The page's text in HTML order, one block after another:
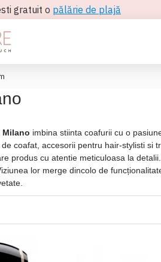
gratuit o pălărie de plajă
Milano imbina stiinta coafurii cu o
coafat, accesorii pentru hair-stylisti si
produs cu atentie meticuloasa la
lor merge dincolo de